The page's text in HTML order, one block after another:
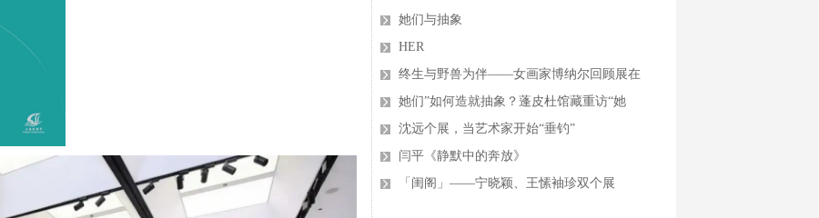
她们与抽象
HER
终生与野兽为伴——女画家博纳尔回顾展在
她们”如何造就抽象？蓬皮杜馆藏重访“她
沈远个展，当艺术家开始“垂钓”
闫平《静默中的奔放》
「闺阁」——宁晓颖、王愫袖珍双个展